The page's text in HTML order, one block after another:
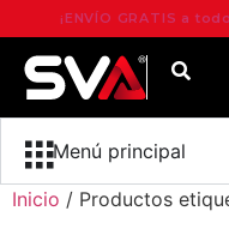
¡ENVÍO GRATIS a
Menú principal
Inicio / Productos